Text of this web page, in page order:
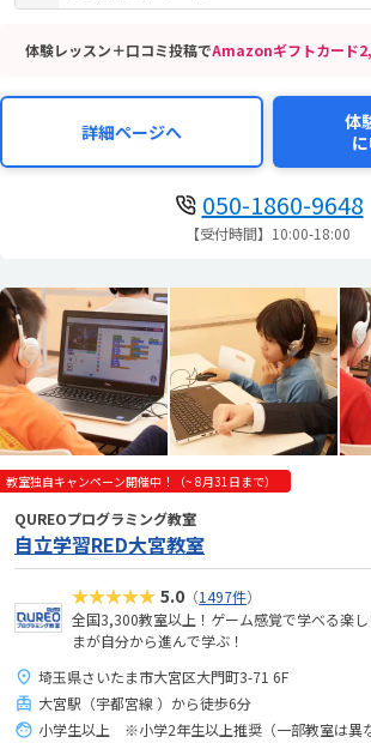
体験レッスン＋口コミ投稿でAmazonギフトカード
詳細ページへ
体
050-1860-9648
【受付時間】10:00-18:00
教室独自キャンペーン開催中！（~ 8月31日まで）
QUREOプログラミング教室
自立学習RED大宮教室
★★★★★ 5.0 （1497件）
全国3,300教室以上！ゲーム感覚で学べる楽
まが自分から進んで学ぶ！
埼玉県さいたま市大宮区大門町3-71 6F
大宮駅（宇都宮線 ）から徒歩6分
小学生以上 ※小学2年生以上推奨（一部教室は異な